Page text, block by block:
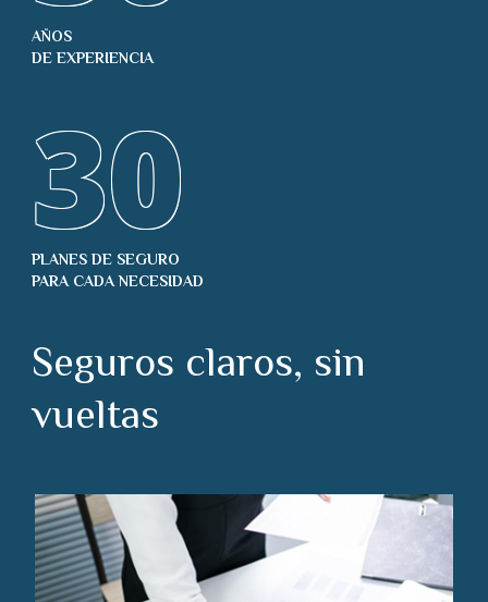
AÑOS
DE EXPERIENCIA
30
PLANES DE SEGURO
PARA CADA NECESIDAD
Seguros claros, sin
vueltas